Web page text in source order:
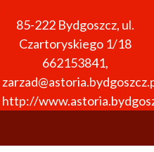
85-222 Bydgoszcz, ul.
Czartoryskiego 1/18
662153841,
http://